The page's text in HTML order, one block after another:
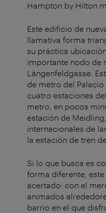
Hampton by Hilton
Este edificio de
llamativa forma
su práctica
importante nodo de
Längenfeldgasse.
de metro del
cuatro estaciones
metro, en pocos
estación de
internacionales de
la estación de tren
Si lo que busca es
forma diferente,
acertado: con el
animados
barrio en el que